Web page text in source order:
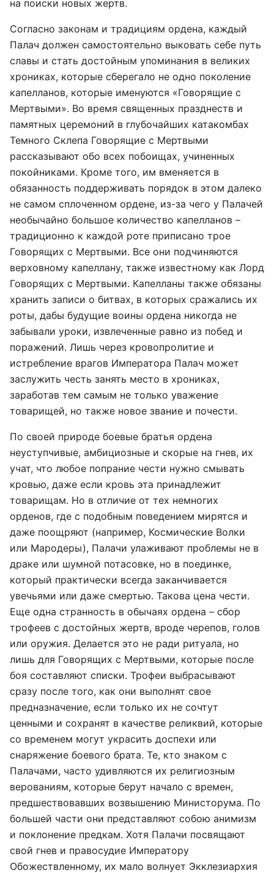
на поиски новых жертв.
Согласно законам и традициям ордена, каждый
Палач должен самостоятельно выковать себе путь
славы и стать достойным упоминания в великих
хрониках, которые сберегало не одно поколение
капелланов, которые именуются «Говорящие с
Мертвыми». Во время священных празднеств и
памятных церемоний в глубочайших катакомбах
Темного Склепа Говорящие с Мертвыми
рассказывают обо всех побоищах, учиненных
покойниками. Кроме того, им вменяется в
обязанность поддерживать порядок в этом далеко
не самом сплоченном ордене, из-за чего у Палачей
необычайно большое количество капелланов –
традиционно к каждой роте приписано трое
Говорящих с Мертвыми. Все они подчиняются
верховному капеллану, также известному как Лорд
Говорящих с Мертвыми. Капелланы также обязаны
хранить записи о битвах, в которых сражались их
роты, дабы будущие воины ордена никогда не
забывали уроки, извлеченные равно из побед и
поражений. Лишь через кровопролитие и
истребление врагов Императора Палач может
заслужить честь занять место в хрониках,
заработав тем самым не только уважение
товарищей, но также новое звание и почести.
По своей природе боевые братья ордена
неуступчивые, амбициозные и скорые на гнев, их
учат, что любое попрание чести нужно смывать
кровью, даже если кровь эта принадлежит
товарищам. Но в отличие от тех немногих
орденов, где с подобным поведением мирятся и
даже поощряют (например, Космические Волки
или Мародеры), Палачи улаживают проблемы не в
драке или шумной потасовке, но в поединке,
который практически всегда заканчивается
увечьями или даже смертью. Такова цена чести.
Еще одна странность в обычаях ордена – сбор
трофеев с достойных жертв, вроде черепов, голов
или оружия. Делается это не ради ритуала, но
лишь для Говорящих с Мертвыми, которые после
боя составляют списки. Трофеи выбрасывают
сразу после того, как они выполнят свое
предназначение, если только их не сочтут
ценными и сохранят в качестве реликвий, которые
со временем могут украсить доспехи или
снаряжение боевого брата. Те, кто знаком с
Палачами, часто удивляются их религиозным
верованиям, которые берут начало с времен,
предшествовавших возвышению Министорума. По
большей части они представляют собою анимизм
и поклонение предкам. Хотя Палачи посвящают
свой гнев и правосудие Императору
Обожествленному, их мало волнует Экклезиархия